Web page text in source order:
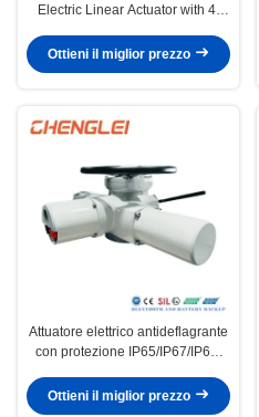
Electric Linear Actuator with 4-
Valve Control
Ottieni il miglior prezzo
Attuatore elettrico antideflagrante
con protezione IP65/IP67/IP68,
ambienti da -20~+60 ºC
Ottieni il miglior prezzo